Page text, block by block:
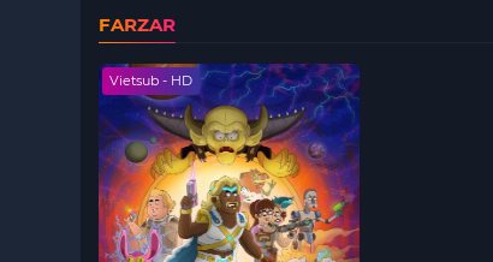
FARZAR
Vietsub - HD